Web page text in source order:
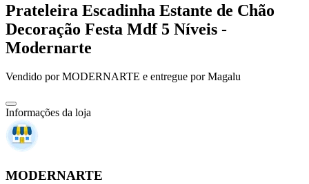
Prateleira Escadinha Estante de Chão
Decoração Festa Mdf 5 Níveis -
Modernarte
Vendido porMODERNARTE e entregue por Magalu
Informações da loja
MODERNARTE